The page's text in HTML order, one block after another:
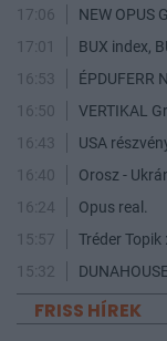
17:06
NEW OPUS
17:01
BUX index,
16:53
ÉPDUFERR
16:50
VERTIKAL
16:43
USA
16:40
Orosz -
16:24
Opus real.
15:57
Tréder Topik
15:32
FRISS HÍREK